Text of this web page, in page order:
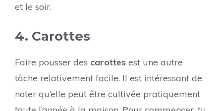
et le soir.
4. Carottes
Faire pousser des carottes est une autre
tâche relativement facile. Il est intéressant de
noter qu’elle peut être cultivée pratiquement